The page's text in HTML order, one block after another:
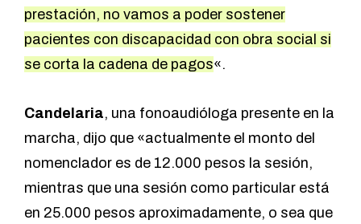
prestación, no vamos a poder sostener
pacientes con discapacidad con obra social si
se corta la cadena de pagos«.
Candelaria, una fonoaudióloga presente en la
marcha, dijo que «actualmente el monto del
nomenclador es de 12.000 pesos la sesión,
mientras que una sesión como particular está
en 25.000 pesos aproximadamente, o sea que